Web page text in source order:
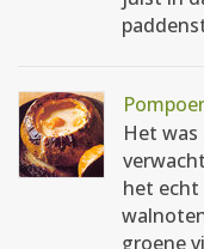
Het
het echt
groene